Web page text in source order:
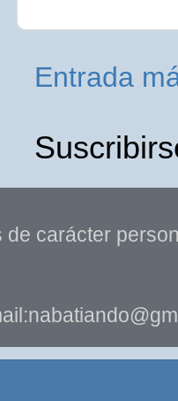
Entrada
de carácter